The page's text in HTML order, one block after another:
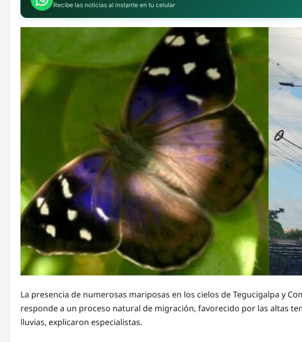
Recibe las noticias al instante en tu celular
La presencia de numerosas mariposas en los cielos de Tegucigalpa y
responde a un proceso natural de migración, favorecido por las altas
lluvias, explicaron especialistas.